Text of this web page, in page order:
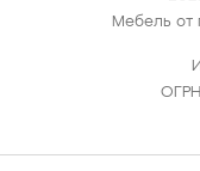
Мебель от